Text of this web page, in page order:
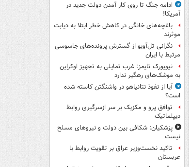
ادامه جنگ تا روی کار آمدن دولت جدید در
آمریکا!
باغچه‌های خانگی در کاهش خطر ابتلا به دیابت
موثرند
نگرانی تل‌آویو از گسترش پرونده‌های جاسوسی
مرتبط با ایران
نیویورک تایمز: غرب تمایلی به تجهیز اوکراین
به موشک‌های رهگیر ندارد
آیا از نفوذ نتانیاهو در واشنگتن کاسته شده
است؟
توافق پرو و مکزیک بر سر ازسرگیری روابط
دیپلماتیک
پزشکیان: شکافی بین دولت و نیروهای مسلح
نیست
تاکید نخست‌وزیر عراق بر تقویت روابط با
عربستان